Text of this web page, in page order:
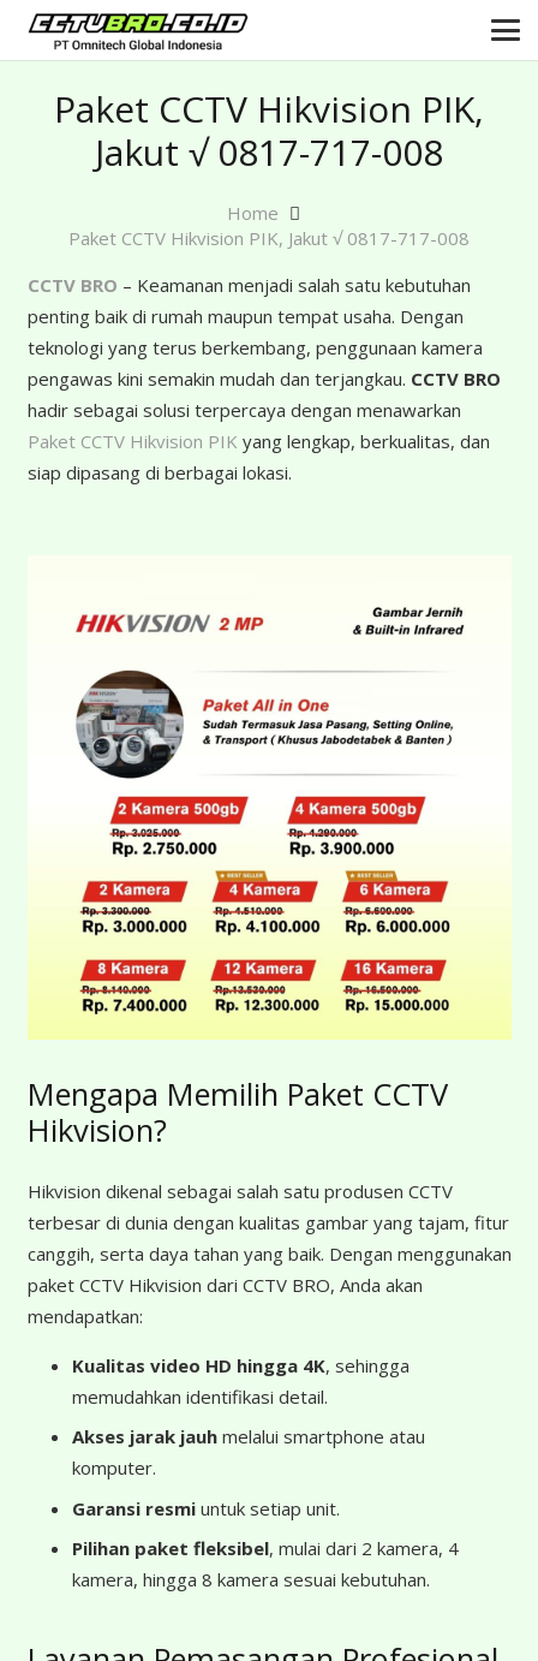
Paket CCTV Hikvision PIK,
Jakut √ 0817-717-008
Home
Paket CCTV Hikvision PIK, Jakut √ 0817-717-008
CCTV BRO – Keamanan menjadi salah satu kebutuhan
penting baik di rumah maupun tempat usaha. Dengan
teknologi yang terus berkembang, penggunaan kamera
pengawas kini semakin mudah dan terjangkau. CCTV BRO
hadir sebagai solusi terpercaya dengan menawarkan
Paket CCTV Hikvision PIK yang lengkap, berkualitas, dan
siap dipasang di berbagai lokasi.
Mengapa Memilih Paket CCTV
Hikvision?
Hikvision dikenal sebagai salah satu produsen CCTV
terbesar di dunia dengan kualitas gambar yang tajam, fitur
canggih, serta daya tahan yang baik. Dengan menggunakan
paket CCTV Hikvision dari CCTV BRO, Anda akan
mendapatkan:
Kualitas video HD hingga 4K, sehingga
memudahkan identifikasi detail.
Akses jarak jauh melalui smartphone atau
komputer.
Garansi resmi untuk setiap unit.
Pilihan paket fleksibel, mulai dari 2 kamera, 4
kamera, hingga 8 kamera sesuai kebutuhan.